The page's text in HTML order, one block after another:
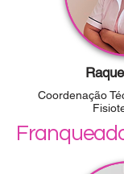
Coordenação